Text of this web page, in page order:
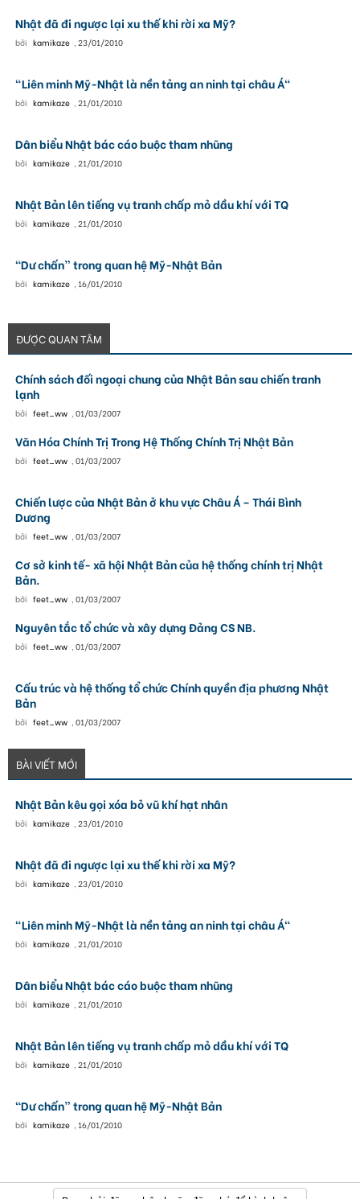
Nhật đã đi ngược lại xu thế khi rời xa Mỹ?
bởi kamikaze , 23/01/2010
"Liên minh Mỹ-Nhật là nền tảng an ninh tại châu Á"
bởi kamikaze , 21/01/2010
Dân biểu Nhật bác cáo buộc tham nhũng
bởi kamikaze , 21/01/2010
Nhật Bản lên tiếng vụ tranh chấp mỏ dầu khí với TQ
bởi kamikaze , 21/01/2010
“Dư chấn” trong quan hệ Mỹ-Nhật Bản
bởi kamikaze , 16/01/2010
ĐƯỢC QUAN TÂM
Chính sách đối ngoại chung của Nhật Bản sau chiến tranh
lạnh
bởi feet_ww , 01/03/2007
Văn Hóa Chính Trị Trong Hệ Thống Chính Trị Nhật Bản
bởi feet_ww , 01/03/2007
Chiến lược của Nhật Bản ở khu vực Châu Á – Thái Bình
Dương
bởi feet_ww , 01/03/2007
Cơ sở kinh tế- xã hội Nhật Bản của hệ thống chính trị Nhật
Bản.
bởi feet_ww , 01/03/2007
Nguyên tắc tổ chức và xây dựng Đảng CS NB.
bởi feet_ww , 01/03/2007
Cấu trúc và hệ thống tổ chức Chính quyền địa phương Nhật
Bản
bởi feet_ww , 01/03/2007
BÀI VIẾT MỚI
Nhật Bản kêu gọi xóa bỏ vũ khí hạt nhân
bởi kamikaze , 23/01/2010
Nhật đã đi ngược lại xu thế khi rời xa Mỹ?
bởi kamikaze , 23/01/2010
"Liên minh Mỹ-Nhật là nền tảng an ninh tại châu Á"
bởi kamikaze , 21/01/2010
Dân biểu Nhật bác cáo buộc tham nhũng
bởi kamikaze , 21/01/2010
Nhật Bản lên tiếng vụ tranh chấp mỏ dầu khí với TQ
bởi kamikaze , 21/01/2010
“Dư chấn” trong quan hệ Mỹ-Nhật Bản
bởi kamikaze , 16/01/2010